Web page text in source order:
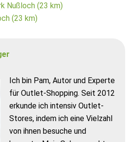
Nußloch (23 km)
(23 km)
Ich bin Pam, Autor und Experte
für Outlet-Shopping. Seit 2012
erkunde ich intensiv Outlet-
Stores, indem ich eine Vielzahl
von ihnen besuche und